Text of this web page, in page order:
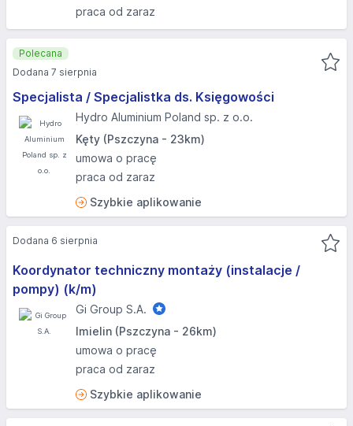
praca od zaraz
Specjalista / Specjalistka ds. Księgowości
Hydro Aluminium Poland sp. z o.o.
Kęty (Pszczyna - 23km)
umowa o pracę
praca od zaraz
Szybkie aplikowanie
Polecana
Dodana 7 sierpnia
Koordynator techniczny montaży (instalacje /
pompy) (k/m)
Gi Group S.A.
Imielin (Pszczyna - 26km)
umowa o pracę
praca od zaraz
Szybkie aplikowanie
Dodana 6 sierpnia